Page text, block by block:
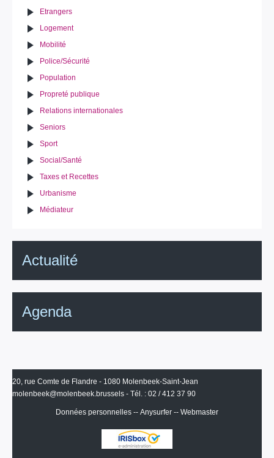
Etrangers
Logement
Mobilité
Police/Sécurité
Population
Propreté publique
Relations internationales
Seniors
Sport
Social/Santé
Taxes et Recettes
Urbanisme
Médiateur
Actualité
Agenda
20, rue Comte de Flandre - 1080 Molenbeek-Saint-Jean
molenbeek@molenbeek.brussels - Tél. : 02 / 412 37 90
Données personnelles -- Anysurfer -- Webmaster